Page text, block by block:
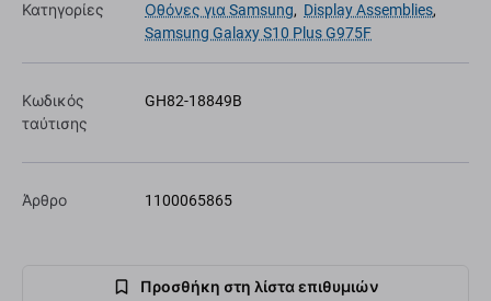
Κατηγορίες Οθόνες για Samsung, Display Assemblies,
Samsung Galaxy S10 Plus G975F
Κωδικός
ταύτισης
GH82-18849B
Άρθρο 1100065865
Προσθήκη στη λίστα επιθυμιών